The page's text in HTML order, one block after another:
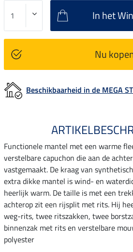
In het
Nu
Beschikbaarheid in de MEGA
Functionele mantel met een warme
verstelbare capuchon die aan de
vastgemaakt. De kraag van
extra dikke mantel is wind- en
heerlijk warm. De taille is met een
achterop zit een rijsplit met rits. Hij
weg-rits, twee ritszakken, twee
binnenzak met rits en verstelbare
polyester